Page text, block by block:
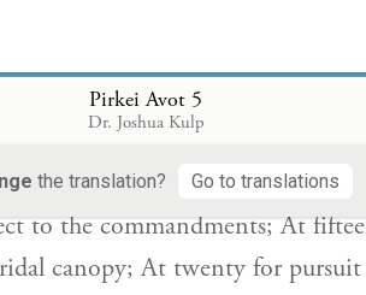
Pirkei Avot 5
Dr. Joshua Kulp
the translation? Go to translations
שְׁמֹנִים לַגְּבוּרָה, בֶּן תִּשְׁעִים
of age the study of Scripture; At
to the commandments; At
canopy; At twenty for